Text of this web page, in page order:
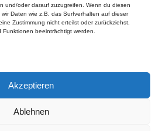
und/oder darauf zuzugreifen. Wenn du diesen
Daten wie z.B. das Surfverhalten auf dieser
Zustimmung nicht erteilst oder zurückziehst,
beeinträchtigt werden.
Akzeptieren
Ablehnen